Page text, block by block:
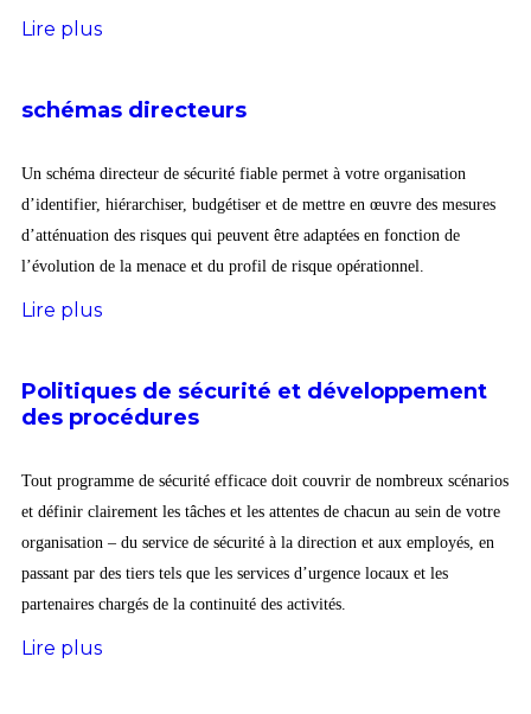
Lire plus
schémas directeurs
Un schéma directeur de sécurité fiable permet à votre organisation
d’identifier, hiérarchiser, budgétiser et de mettre en œuvre des mesures
d’atténuation des risques qui peuvent être adaptées en fonction de
l’évolution de la menace et du profil de risque opérationnel.
Lire plus
Politiques de sécurité et développement
des procédures
Tout programme de sécurité efficace doit couvrir de nombreux scénarios
et définir clairement les tâches et les attentes de chacun au sein de votre
organisation – du service de sécurité à la direction et aux employés, en
passant par des tiers tels que les services d’urgence locaux et les
partenaires chargés de la continuité des activités.
Lire plus